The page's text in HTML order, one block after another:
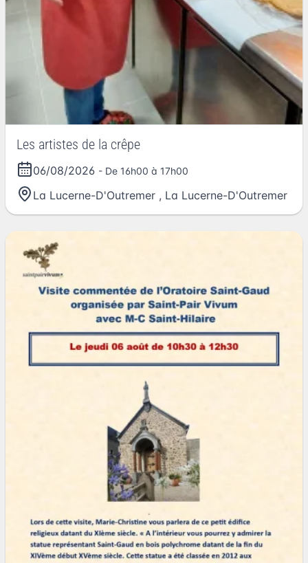
Les artistes de la crêpe
06/08/2026 - De 16h00 à 17h00
La Lucerne-D'Outremer , La Lucerne-D'Outremer